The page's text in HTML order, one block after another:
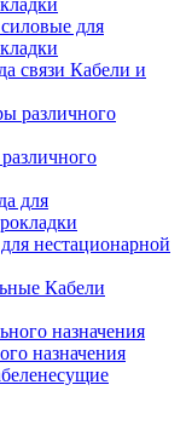
для
Кабели и
нестационарной
Кабели
назначения